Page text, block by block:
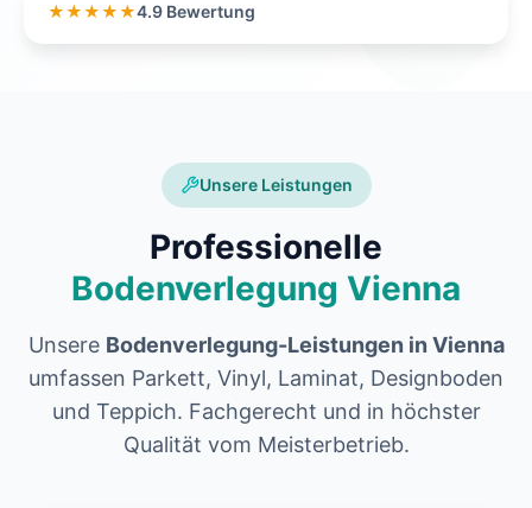
★★★★★4.9 Bewertung
Unsere Leistungen
Professionelle
Bodenverlegung Vienna
Unsere Bodenverlegung-Leistungen in Vienna
umfassen Parkett, Vinyl, Laminat, Designboden
und Teppich. Fachgerecht und in höchster
Qualität vom Meisterbetrieb.